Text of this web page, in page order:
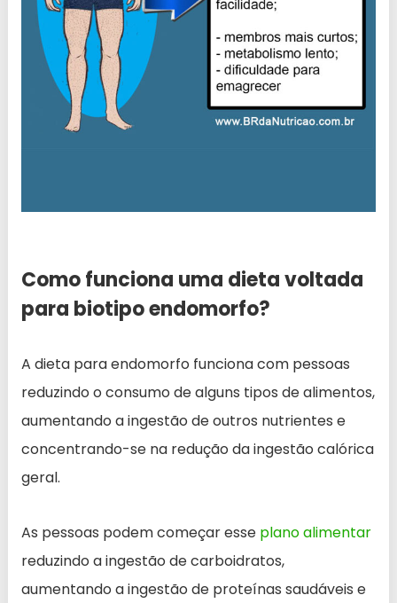
Como funciona uma dieta voltada
para biotipo endomorfo?
A dieta para endomorfo funciona com pessoas
reduzindo o consumo de alguns tipos de alimentos,
aumentando a ingestão de outros nutrientes e
concentrando-se na redução da ingestão calórica
geral.
As pessoas podem começar esse plano alimentar
reduzindo a ingestão de carboidratos,
aumentando a ingestão de proteínas saudáveis e